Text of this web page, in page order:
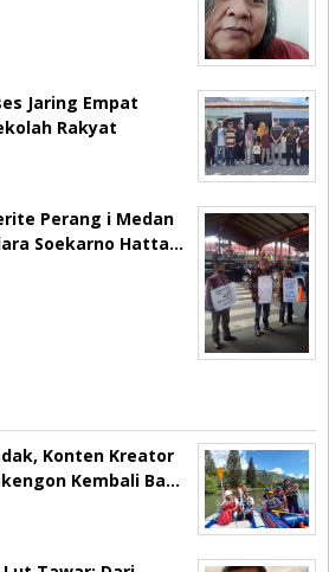
Jaring Empat
Rakyat
Perang i Medan
Soekarno Hatta…
Konten Kreator
Kembali Ba…